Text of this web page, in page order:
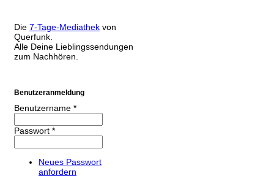
Die 7-Tage-Mediathek von
Querfunk.
Alle Deine Lieblingssendungen
zum Nachhören.
Benutzeranmeldung
Benutzername *
Passwort *
Neues Passwort
anfordern